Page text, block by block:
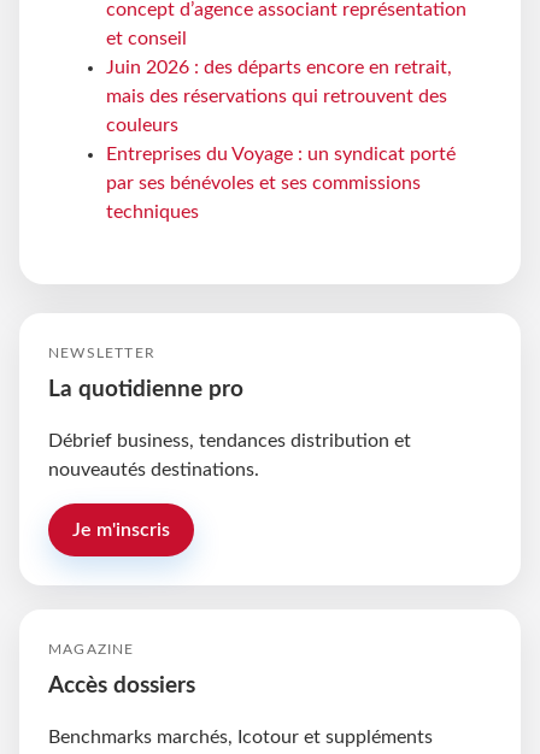
concept d’agence associant représentation
et conseil
Juin 2026 : des départs encore en retrait,
mais des réservations qui retrouvent des
couleurs
Entreprises du Voyage : un syndicat porté
par ses bénévoles et ses commissions
techniques
NEWSLETTER
La quotidienne pro
Débrief business, tendances distribution et
nouveautés destinations.
Je m'inscris
MAGAZINE
Accès dossiers
Benchmarks marchés, Icotour et suppléments